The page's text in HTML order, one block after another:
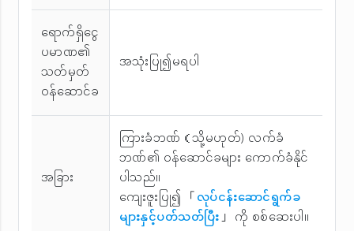
ရောက်ရှိငွေ
ပမာဏ၏
သတ်မှတ်
ဝန်ဆောင်ခ
အသုံးပြု၍မရပါ
အခြား
ကြားခံဘဏ်（သို့မဟုတ်) လက်ခံ
ဘဏ်၏ ဝန်ဆောင်ခများ ကောက်ခံနိုင်
ပါသည်။
ကျေးဇူးပြု၍ 「လုပ်ငန်းဆောင်ရွက်ခ
များနှင့်ပတ်သတ်ပြီး」 ကို စစ်ဆေးပါ။